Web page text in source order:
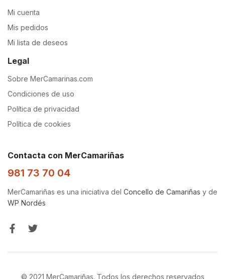
Mi cuenta
Mis pedidos
Mi lista de deseos
Legal
Sobre MerCamarinas.com
Condiciones de uso
Política de privacidad
Política de cookies
Contacta con MerCamariñas
981 73 70 04
MerCamariñas es una iniciativa del Concello de Camariñas y de
WP Nordés
© 2021 MerCamariñas. Todos los derechos reservados